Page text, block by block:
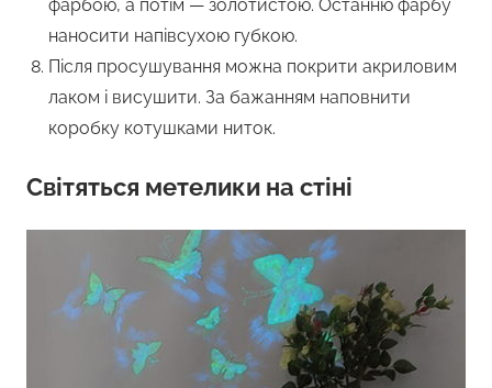
фарбою, а потім — золотистою. Останню фарбу
наносити напівсухою губкою.
Після просушування можна покрити акриловим
лаком і висушити. За бажанням наповнити
коробку котушками ниток.
Світяться метелики на стіні